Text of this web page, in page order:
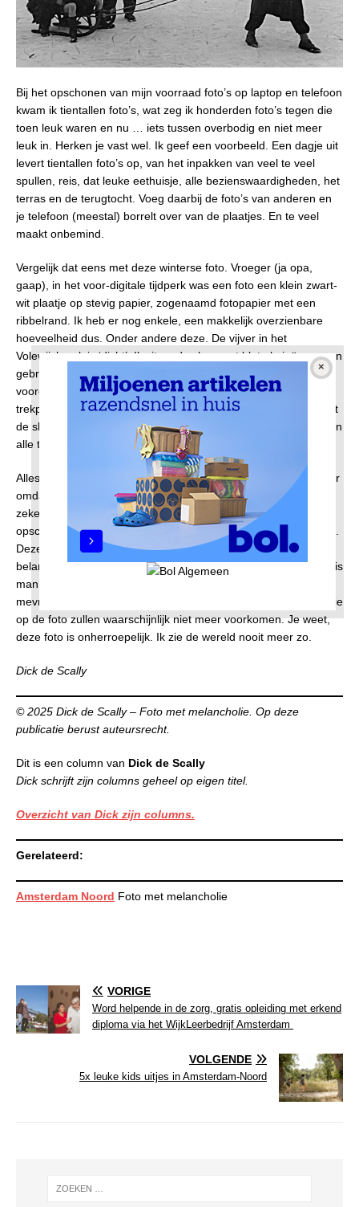
Bij het opschonen van mijn voorraad foto’s op laptop en telefoon
kwam ik tientallen foto’s, wat zeg ik honderden foto’s tegen die
toen leuk waren en nu … iets tussen overbodig en niet meer
leuk in. Herken je vast wel. Ik geef een voorbeeld. Een dagje uit
levert tientallen foto’s op, van het inpakken van veel te veel
spullen, reis, dat leuke eethuisje, alle bezienswaardigheden, het
terras en de terugtocht. Voeg daarbij de foto’s van anderen en
je telefoon (meestal) borrelt over van de plaatjes. En te veel
maakt onbemind.
Vergelijk dat eens met deze winterse foto. Vroeger (ja opa,
gaap), in het voor-digitale tijdperk was een foto een klein zwart-
wit plaatje op stevig papier, zogenaamd fotopapier met een
ribbelrand. Ik heb er nog enkele, een makkelijk overzienbare
hoeveelheid dus. Onder andere deze. De vijver in het
Volewijckpark is ‘dicht’. Ik zit op de slee, met blote knieën en een
gebreide muts met flappen en een geborduurd vliegtuigje
voorop. Hoe ik de dames zover heb gekregen om als
trekpaardjes te fungeren, weet ik niet meer. Waarschijnlijk is dat
de slee mijn eigendom was. Wie rijk is, heeft de macht. Blijkt van
alle tijden.
Alles wordt tegenwoordig vastgelegd, niet omdat het moet maar
omdat het kan. Moeten we daar dan maar mee stoppen? Nee,
zeker niet. Je kunt beter de lat hoger leggen en bij het
opschonen een criterium vastleggen, bijvoorbeeld: melancholie.
Deze foto is daarvan een voorbeeld. Niet het moment is
belangrijk, maar de verandering daarna. De jongen op de slee is
man geworden en zit niet meer op een slee, de meisjes zijn
mevrouwen geworden, het park is niet meer en winters zoals die
op de foto zullen waarschijnlijk niet meer voorkomen. Je weet,
deze foto is onherroepelijk. Ik zie de wereld nooit meer zo.
Dick de Scally
© 2025 Dick de Scally – Foto met melancholie. Op deze
publicatie berust auteursrecht.
Dit is een column van Dick de Scally
Dick schrijft zijn columns geheel op eigen titel.
Overzicht van Dick zijn columns.
Gerelateerd:
Amsterdam Noord Foto met melancholie
VORIGE
Word helpende in de zorg, gratis opleiding met erkend
diploma via het WijkLeerbedrijf Amsterdam
VOLGENDE
5x leuke kids uitjes in Amsterdam-Noord